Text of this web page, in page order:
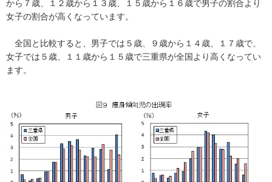
から７歳、１２歳から１３歳、１５歳から１６歳で男子の割合より
女子の割合が高くなっています。
全国と比較すると、男子では５歳、９歳から１４歳、１７歳で、
女子では５歳、１１歳から１５歳で三重県が全国より高くなってい
ます。